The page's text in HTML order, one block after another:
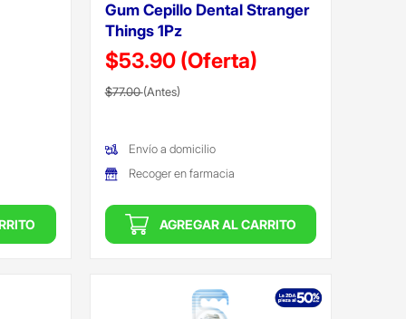
Gum Cepillo Dental Stranger
Things 1Pz
$53.90 (Oferta)
Precio reducido de
$77.00(Antes)(Oferta)
Envío a domicilio
Recoger en farmacia
AGREGAR AL CARRITO